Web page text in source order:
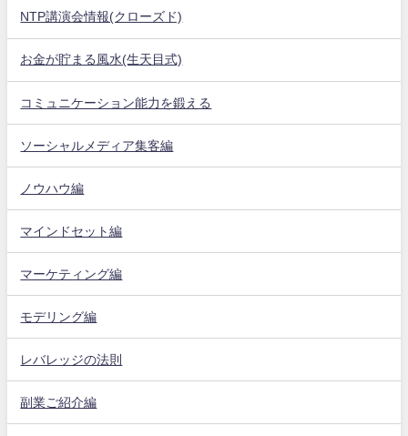
NTP講演会情報(クローズド)
お金が貯まる風水(生天目式)
コミュニケーション能力を鍛える
ソーシャルメディア集客編
ノウハウ編
マインドセット編
マーケティング編
モデリング編
レバレッジの法則
副業ご紹介編